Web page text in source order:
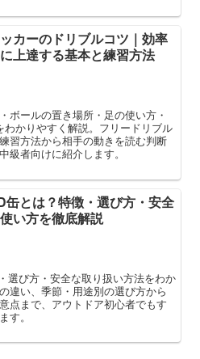
カーのドリブルコツ｜効率
上達する基本と練習方法
ボールの置き場所・足の使い方・
かりやすく解説。フリードリブル
習方法から相手の動きを読む判断
級者向けに紹介します。
缶とは？特徴・選び方・安全
い方を徹底解説
選び方・安全な取り扱い方法をわか
違い、季節・用途別の選び方から
点まで、アウトドア初心者でもす
す。